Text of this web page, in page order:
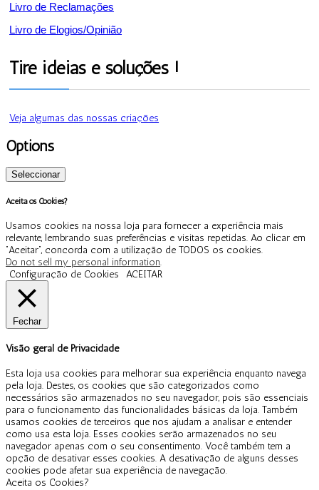
Livro de Reclamações
Livro de Elogios/Opinião
Tire ideias e soluções !
Veja algumas das nossas criações
Options
Seleccionar
Aceita os Cookies?
Usamos cookies na nossa loja para fornecer a experiência mais
relevante, lembrando suas preferências e visitas repetidas. Ao clicar em
“Aceitar”, concorda com a utilização de TODOS os cookies.
Do not sell my personal information.
Configuração de Cookies
ACEITAR
Fechar
Visão geral de Privacidade
Esta loja usa cookies para melhorar sua experiência enquanto navega
pela loja. Destes, os cookies que são categorizados como
necessários são armazenados no seu navegador, pois são essenciais
para o funcionamento das funcionalidades básicas da loja. Também
usamos cookies de terceiros que nos ajudam a analisar e entender
como usa esta loja. Esses cookies serão armazenados no seu
navegador apenas com o seu consentimento. Você também tem a
opção de desativar esses cookies. A desativação de alguns desses
cookies pode afetar sua experiência de navegação.
Aceita os Cookies?